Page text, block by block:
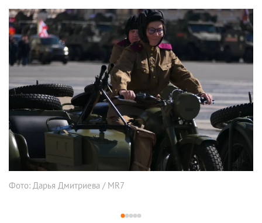
Фото: Дарья Дмитриева / MR7
12345